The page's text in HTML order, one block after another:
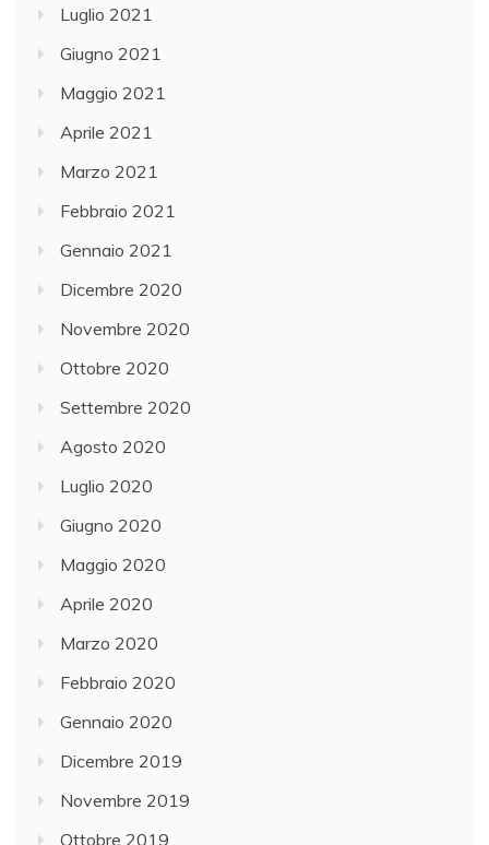
Luglio 2021
Giugno 2021
Maggio 2021
Aprile 2021
Marzo 2021
Febbraio 2021
Gennaio 2021
Dicembre 2020
Novembre 2020
Ottobre 2020
Settembre 2020
Agosto 2020
Luglio 2020
Giugno 2020
Maggio 2020
Aprile 2020
Marzo 2020
Febbraio 2020
Gennaio 2020
Dicembre 2019
Novembre 2019
Ottobre 2019